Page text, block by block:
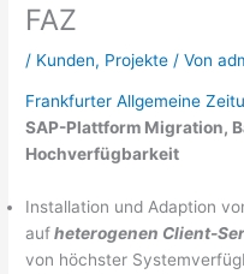
FAZ
/ Kunden, Projekte / Von
Frankfurter Allgemeine
SAP-Plattform Migration,
Hochverfügbarkeit
Installation und Adaption
aufheterogenen Client-
von höchster